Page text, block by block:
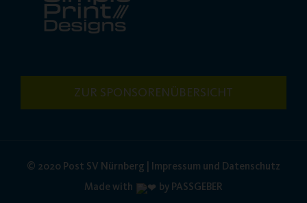
ZUR SPONSORENÜBERSICHT
© 2020 Post SV Nürnberg | Impressum und Datenschutz
Made with
by PASSGEBER